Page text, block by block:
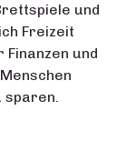
und
Freizeit
und
sparen.